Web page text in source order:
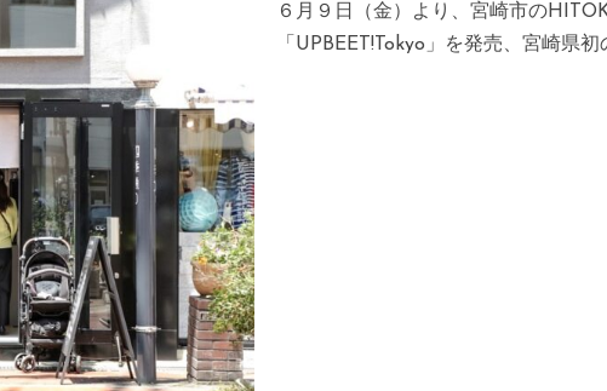
６月９日（金）より、宮崎市の
「UPBEET!Tokyo」を発売、宮崎県初